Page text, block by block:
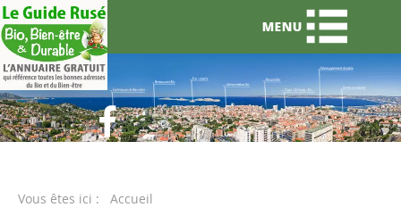
Vous êtes ici : Accueil